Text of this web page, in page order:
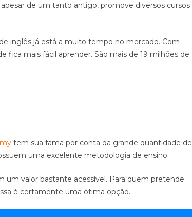
de um tanto antigo, promove diversos cursos
inglês já está a muito tempo no mercado. Com
fica mais fácil aprender. São mais de 19 milhões de
tem sua fama por conta da grande quantidade de
uma excelente metodologia de ensino.
um valor bastante acessível. Para quem pretende
é certamente uma ótima opção.